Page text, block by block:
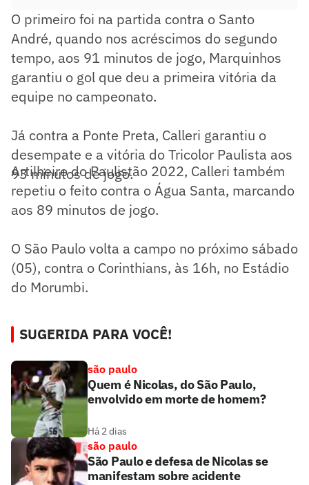
O primeiro foi na partida contra o Santo
André, quando nos acréscimos do segundo
tempo, aos 91 minutos de jogo, Marquinhos
garantiu o gol que deu a primeira vitória da
equipe no campeonato.
Já contra a Ponte Preta, Calleri garantiu o
desempate e a vitória do Tricolor Paulista aos
93 minutos de jogo.
Artilheiro do Paulistão 2022, Calleri também
repetiu o feito contra o Água Santa, marcando
aos 89 minutos de jogo.
O São Paulo volta a campo no próximo sábado
(05), contra o Corinthians, às 16h, no Estádio
do Morumbi.
SUGERIDA PARA VOCÊ!
são paulo
Quem é Nicolas, do São Paulo,
envolvido em morte de homem?
Há 2 dias
são paulo
São Paulo e defesa de Nicolas se
manifestam sobre acidente